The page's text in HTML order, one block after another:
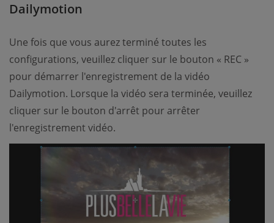
Dailymotion
Une fois que vous aurez terminé toutes les
configurations, veuillez cliquer sur le bouton « REC »
pour démarrer l'enregistrement de la vidéo
Dailymotion. Lorsque la vidéo sera terminée, veuillez
cliquer sur le bouton d'arrêt pour arrêter
l'enregistrement vidéo.